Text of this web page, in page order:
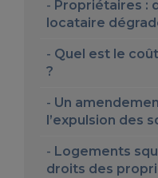
Propriétaires :
locataire
Quel est le
?
Un
l’expulsion des
Logements
droits des